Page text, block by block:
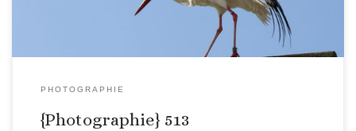
PHOTOGRAPHIE
{Photographie} 513